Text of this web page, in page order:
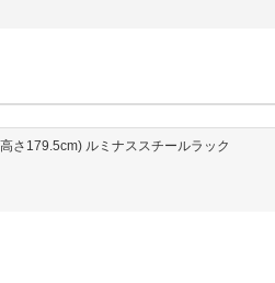
さ179.5cm) ルミナススチールラック